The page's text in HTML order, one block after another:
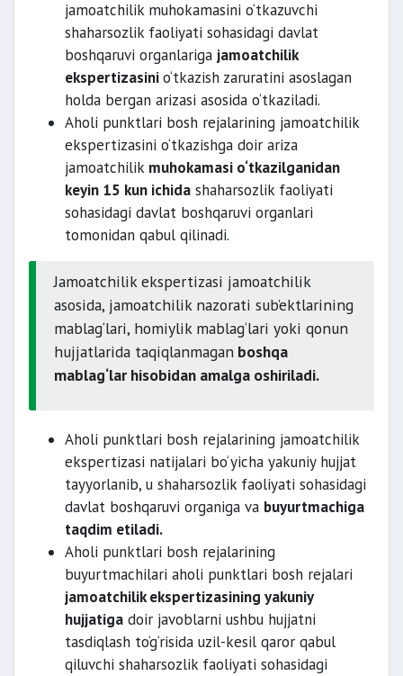
jamoatchilik muhokamasini o‘tkazuvchi
shaharsozlik faoliyati sohasidagi davlat
boshqaruvi organlariga jamoatchilik
ekspertizasinio‘tkazish zaruratini asoslagan
holda bergan arizasi asosida o‘tkaziladi.
Aholi punktlari bosh rejalarining jamoatchilik
ekspertizasini o‘tkazishga doir ariza
jamoatchilik muhokamasi o‘tkazilganidan
keyin 15 kun ichida shaharsozlik faoliyati
sohasidagi davlat boshqaruvi organlari
tomonidan qabul qilinadi.
Jamoatchilik ekspertizasi jamoatchilik
asosida, jamoatchilik nazorati sub’ektlarining
mablag‘lari, homiylik mablag‘lari yoki qonun
hujjatlarida taqiqlanmagan boshqa
mablag‘lar hisobidan amalga oshiriladi.
Aholi punktlari bosh rejalarining jamoatchilik
ekspertizasi natijalari bo‘yicha yakuniy hujjat
tayyorlanib, u shaharsozlik faoliyati sohasidagi
davlat boshqaruvi organiga va buyurtmachiga
taqdim etiladi.
Aholi punktlari bosh rejalarining
buyurtmachilari aholi punktlari bosh rejalari
jamoatchilik ekspertizasining yakuniy
hujjatiga doir javoblarni ushbu hujjatni
tasdiqlash to‘g‘risida uzil-kesil qaror qabul
qiluvchi shaharsozlik faoliyati sohasidagi